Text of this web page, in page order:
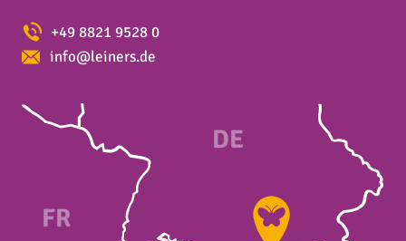
+49 8821 9528 0
info@leiners.de
DE
FR